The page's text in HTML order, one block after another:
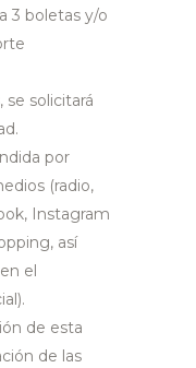
3 boletas y/o
se solicitará
por
(radio,
Instagram
así
el
de esta
de las